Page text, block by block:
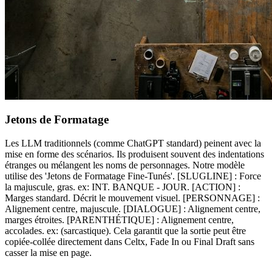
Jetons de Formatage
Les LLM traditionnels (comme ChatGPT standard) peinent avec la
mise en forme des scénarios. Ils produisent souvent des indentations
étranges ou mélangent les noms de personnages. Notre modèle
utilise des 'Jetons de Formatage Fine-Tunés'. [SLUGLINE] : Force
la majuscule, gras. ex: INT. BANQUE - JOUR. [ACTION] :
Marges standard. Décrit le mouvement visuel. [PERSONNAGE] :
Alignement centre, majuscule. [DIALOGUE] : Alignement centre,
marges étroites. [PARENTHÉTIQUE] : Alignement centre,
accolades. ex: (sarcastique). Cela garantit que la sortie peut être
copiée-collée directement dans Celtx, Fade In ou Final Draft sans
casser la mise en page.